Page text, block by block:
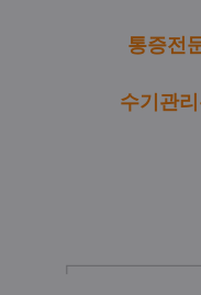
통증전
수기관
┏━━━━━━━